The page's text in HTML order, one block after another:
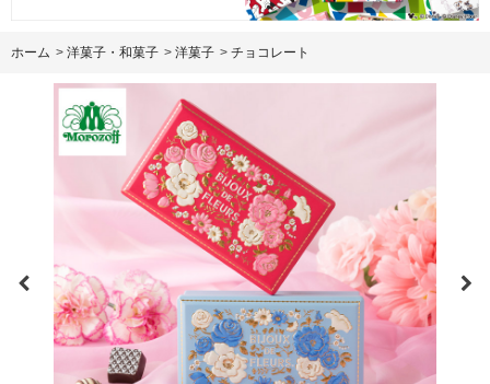
ホーム > 洋菓子・和菓子 > 洋菓子 > チョコレート